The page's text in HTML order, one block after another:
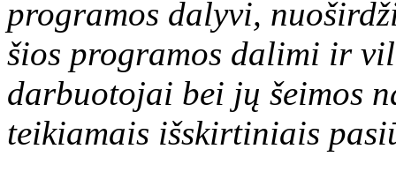
programos dalyvi,
šios programos dalimi ir
darbuotojai bei jų šeimos
teikiamais išskirtiniais